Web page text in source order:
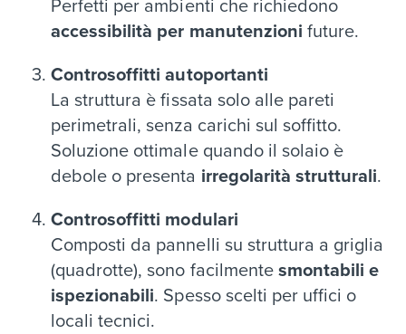
accessibilità per manutenzioni future.
Controsoffitti autoportanti
La struttura è fissata solo alle pareti
perimetrali, senza carichi sul soffitto.
Soluzione ottimale quando il solaio è
debole o presenta irregolarità strutturali.
Controsoffitti modulari
Composti da pannelli su struttura a griglia
(quadrotte), sono facilmentesmontabili e
ispezionabili. Spesso scelti per uffici o
locali tecnici.